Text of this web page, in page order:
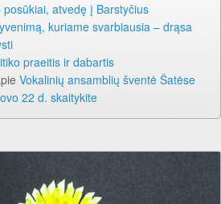
posūkiai, atvedę į Barstyčius
kuriame svarbiausia – drąsa
praeitis ir dabartis
Vokalinių ansamblių šventė Šatėse
22 d. skaitykite